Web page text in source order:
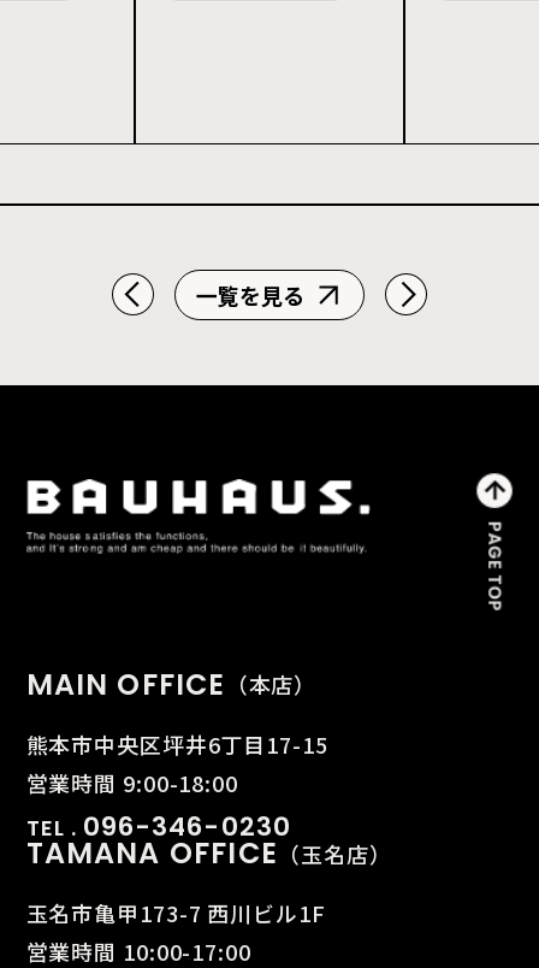
一覧を見る
MAIN OFFICE （本店）
熊本市中央区坪井6丁目17-15
営業時間 9:00-18:00
TEL . 096-346-0230
TAMANA OFFICE （玉名店）
玉名市亀甲173-7 西川ビル1F
営業時間 10:00-17:00